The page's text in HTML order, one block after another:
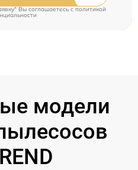
Вы соглашаетесь cполитикой
модели